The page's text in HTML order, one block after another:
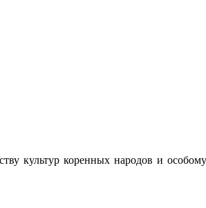
культур коренных народов и